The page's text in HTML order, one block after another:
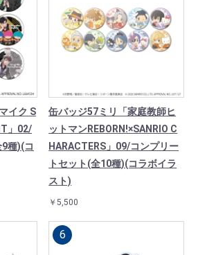
イク S
」02/
種)(コ
缶バッジ57ミリ「家庭教師ヒ
ットマンREBORN!×SANRIO C
HARACTERS」09/コンプリー
トセット(全10種)(コラボイラ
スト)
￥5,500